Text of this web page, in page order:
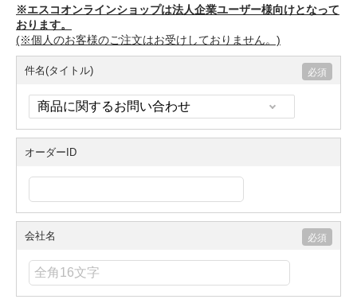
※エスコオンラインショップは法人企業ユーザー様向けとなって
おります。
(※個人のお客様のご注文はお受けしておりません。)
件名(タイトル)
オーダーID
会社名